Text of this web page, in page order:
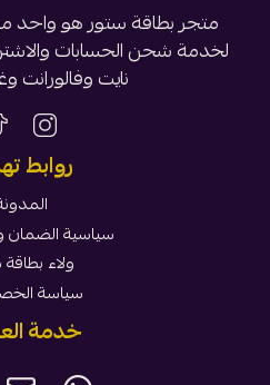
متجر بطاقة ستور هو واحد
لخدمة شحن الحسابات
نايت وفالورانت
روابط
سياسية الضمان
ولاء
سياسة
خدمة